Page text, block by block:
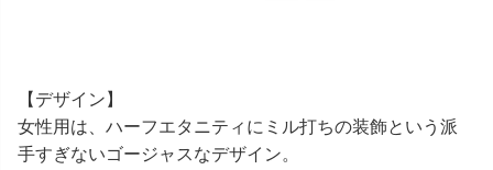
【デザイン】
女性用は、ハーフエタニティにミル打ちの装飾という派
手すぎないゴージャスなデザイン。